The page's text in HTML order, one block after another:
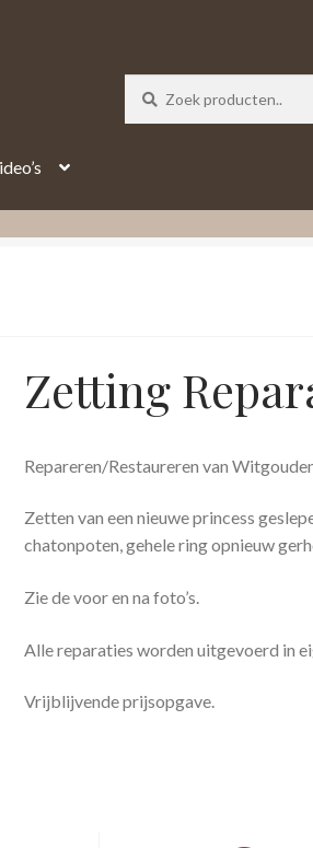
Zetting
Repareren/Restaureren van
Zetten van een nieuwe princess
chatonpoten, gehele ring opnieuw
Zie de voor en na foto’s.
Alle reparaties worden uitgevoerd in
Vrijblijvende prijsopgave.